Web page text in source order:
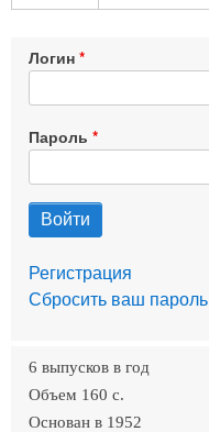
Логин
Пароль
Регистрация
Сбросить ваш пароль
6 выпусков в год
Объем 160 c.
Основан в 1952